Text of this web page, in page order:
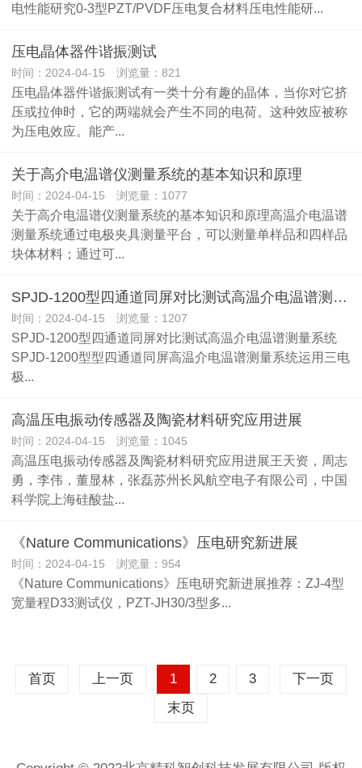
电性能研究0-3型PZT/PVDF压电复合材料压电性能研...
压电晶体器件谐振测试
时间：2024-04-15 浏览量：821
压电晶体器件谐振测试有一类十分有趣的晶体，当你对它挤
压或拉伸时，它的两端就会产生不同的电荷。这种效应被称
为压电效应。能产...
关于高介电温谱仪测量系统的基本知识和原理
时间：2024-04-15 浏览量：1077
关于高介电温谱仪测量系统的基本知识和原理高温介电温谱
测量系统通过电极夹具测量平台，可以测量单样品和四样品
块体材料；通过可...
SPJD-1200型四通道同屏对比测试高温介电温谱测量系统
时间：2024-04-15 浏览量：1207
SPJD-1200型四通道同屏对比测试高温介电温谱测量系统
SPJD-1200型型四通道同屏高温介电温谱测量系统运用三电
极...
高温压电振动传感器及陶瓷材料研究应用进展
时间：2024-04-15 浏览量：1045
高温压电振动传感器及陶瓷材料研究应用进展王天资，周志
勇，李伟，董显林，张磊苏州长风航空电子有限公司，中国
科学院上海硅酸盐...
《Nature Communications》压电研究新进展
时间：2024-04-15 浏览量：954
《Nature Communications》压电研究新进展推荐：ZJ-4型
宽量程D33测试仪，PZT-JH30/3型多...
首页 上一页 1 2 3
下一页
末页